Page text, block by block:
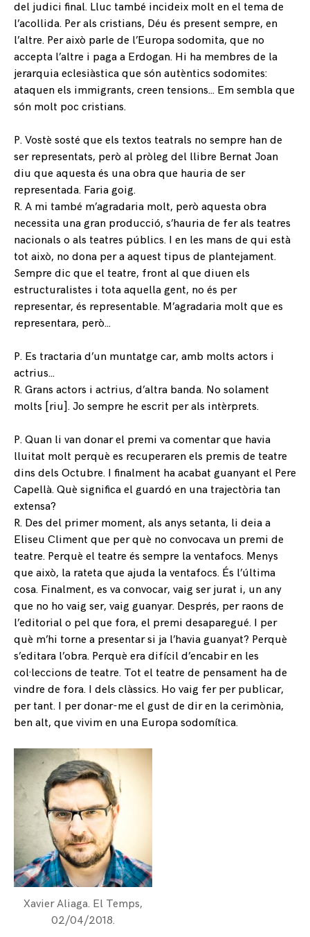
del judici final. Lluc també incideix molt en el tema de
l’acollida. Per als cristians, Déu és present sempre, en
l’altre. Per això parle de l’Europa sodomita, que no
accepta l’altre i paga a Erdogan. Hi ha membres de la
jerarquia eclesiàstica que són autèntics sodomites:
ataquen els immigrants, creen tensions… Em sembla que
són molt poc cristians.
P. Vostè sosté que els textos teatrals no sempre han de
ser representats, però al pròleg del llibre Bernat Joan
diu que aquesta és una obra que hauria de ser
representada. Faria goig.
R. A mi també m’agradaria molt, però aquesta obra
necessita una gran producció, s’hauria de fer als teatres
nacionals o als teatres públics. I en les mans de qui està
tot això, no dona per a aquest tipus de plantejament.
Sempre dic que el teatre, front al que diuen els
estructuralistes i tota aquella gent, no és per
representar, és representable. M’agradaria molt que es
representara, però…
P. Es tractaria d’un muntatge car, amb molts actors i
actrius…
R. Grans actors i actrius, d’altra banda. No solament
molts [riu]. Jo sempre he escrit per als intèrprets.
P. Quan li van donar el premi va comentar que havia
lluitat molt perquè es recuperaren els premis de teatre
dins dels Octubre. I finalment ha acabat guanyant el Pere
Capellà. Què significa el guardó en una trajectòria tan
extensa?
R. Des del primer moment, als anys setanta, li deia a
Eliseu Climent que per què no convocava un premi de
teatre. Perquè el teatre és sempre la ventafocs. Menys
que això, la rateta que ajuda la ventafocs. És l’última
cosa. Finalment, es va convocar, vaig ser jurat i, un any
que no ho vaig ser, vaig guanyar. Després, per raons de
l’editorial o pel que fora, el premi desaparegué. I per
què m’hi torne a presentar si ja l’havia guanyat? Perquè
s’editara l’obra. Perquè era difícil d’encabir en les
col·leccions de teatre. Tot el teatre de pensament ha de
vindre de fora. I dels clàssics. Ho vaig fer per publicar,
per tant. I per donar-me el gust de dir en la cerimònia,
ben alt, que vivim en una Europa sodomítica.
Xavier Aliaga. El Temps,
02/04/2018.